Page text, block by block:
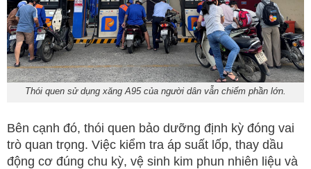
Thói quen sử dụng xăng A95 của người dân vẫn chiếm phần lớn.
Bên cạnh đó, thói quen bảo dưỡng định kỳ đóng vai
trò quan trọng. Việc kiểm tra áp suất lốp, thay dầu
động cơ đúng chu kỳ, vệ sinh kim phun nhiên liệu và